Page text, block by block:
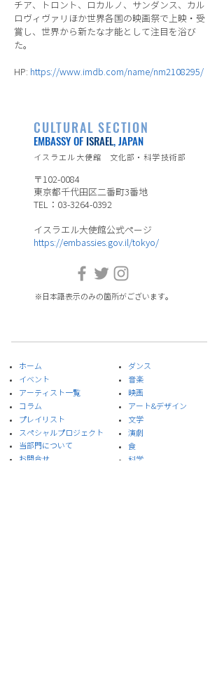
チア、トロント、ロカルノ、サンダンス、カル
ロヴィヴァリほか世界各国の映画祭で上映・受
賞し、世界から新たな才能として注目を浴び
た。
HP: https://www.imdb.com/name/nm2108295/
CULTURAL SECTION
EMBASSY OF ISRAEL, JAPAN
イスラエル大使館 文化部・科学技術部
〒102-0084
東京都千代田区二番町3番地
TEL：03-3264-0392
イスラエル大使館公式ページ
https://embassies.gov.il/tokyo/
ホーム
イベント
​アーティスト一覧
​コラム
プレイリスト
スペシャルプロジェクト
ダンス
音楽
​映画
アート&デザイン
​文学
演劇
食
​科学
​当部門について
お問合せ
※日本語表示のみの箇所がございます。